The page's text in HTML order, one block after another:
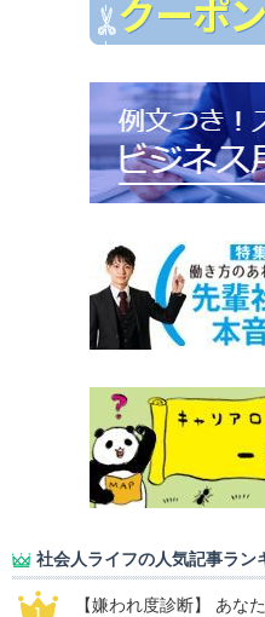
社会人ライフの人気記事ラン
【嫌われ度診断】 あな